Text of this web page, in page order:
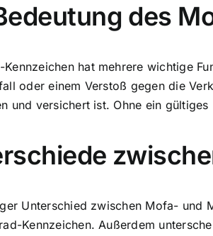
des
Kennzeichen hat mehrere wichtige
oder einem Verstoß gegen die
und versichert ist. Ohne ein
Unterschied zwischen Mofa- und
Kennzeichen. Außerdem